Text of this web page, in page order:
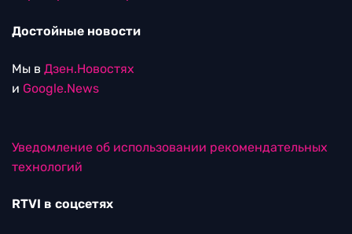
Достойные новости
Мы в Дзен.Новостях
и Google.News
Уведомление об использовании рекомендательных
технологий
RTVI в соцсетях